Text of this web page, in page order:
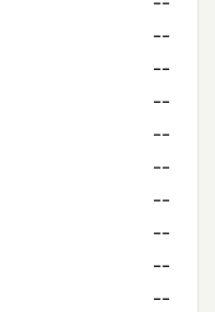
--
--
--
--
--
--
--
--
--